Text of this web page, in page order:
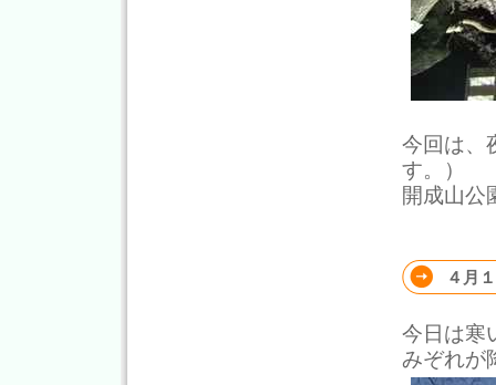
今回は、
す。）
開成山公
４月
今日は寒
みぞれが